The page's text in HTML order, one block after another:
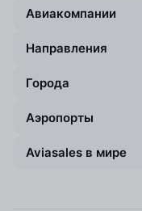
Авиакомпании
Направления
Города
Аэропорты
Aviasales в мире